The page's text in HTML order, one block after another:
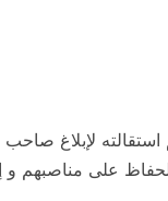
لإبلاغ صاحب
على مناصبهم و